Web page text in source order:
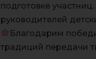
подготовке
руководителей
Благодарим
традиций передачи